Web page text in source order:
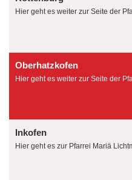
Hier geht es weiter zur Seite der
Oberhatzkofen
Hier geht es weiter zur Seite der
Inkofen
Hier geht es zur Pfarrei Mariä